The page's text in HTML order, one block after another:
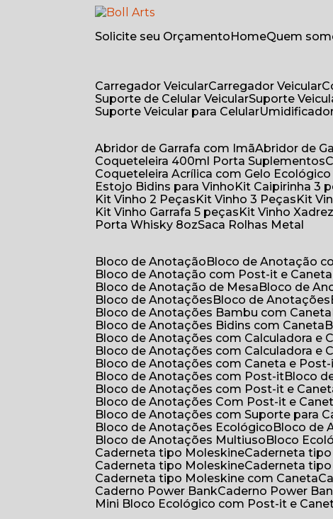
Solicite seu Orçamento Home
Quem
Carregador Veicular
Carregador Veicular
Suporte de Celular Veicular Suporte
Suporte Veicular para Celular
Abridor de Garrafa com Imã
Abridor de
Coqueteleira 400ml Porta Suplementos
Coqueteleira Acrílica com Gelo
Estojo Bidins para Vinho
Kit Caipirinha 3
Kit Vinho 2 Peças
Kit Vinho 3 Peças Kit
Kit Vinho Garrafa 5 peças
Kit Vinho
Porta Whisky 8oz
Saca Rolhas Metal
Bloco de Anotação
Bloco de Anotação
Bloco de Anotação com Post-it e Caneta
Bloco de Anotação de Mesa
Bloco de
Bloco de Anotações
Bloco de Anotações
Bloco de Anotações Bambu com Caneta
Bloco de Anotações Bidins com Caneta
Bloco de Anotações com Calculadora e
Bloco de Anotações com Calculadora e
Bloco de Anotações com Caneta e
Bloco de Anotações com Post-it
Bloco
Bloco de Anotações com Post-it e
Bloco de Anotações Com Post-it e
Bloco de Anotações com Suporte para
Bloco de Anotações Ecológico
Bloco
Bloco de Anotações Multiuso
Bloco
Caderneta tipo Moleskine
Caderneta
Caderneta tipo Moleskine
Caderneta
Caderneta tipo Moleskine com Caneta
Caderno Power Bank
Caderno Power
Mini Bloco Ecológico com Post-it e